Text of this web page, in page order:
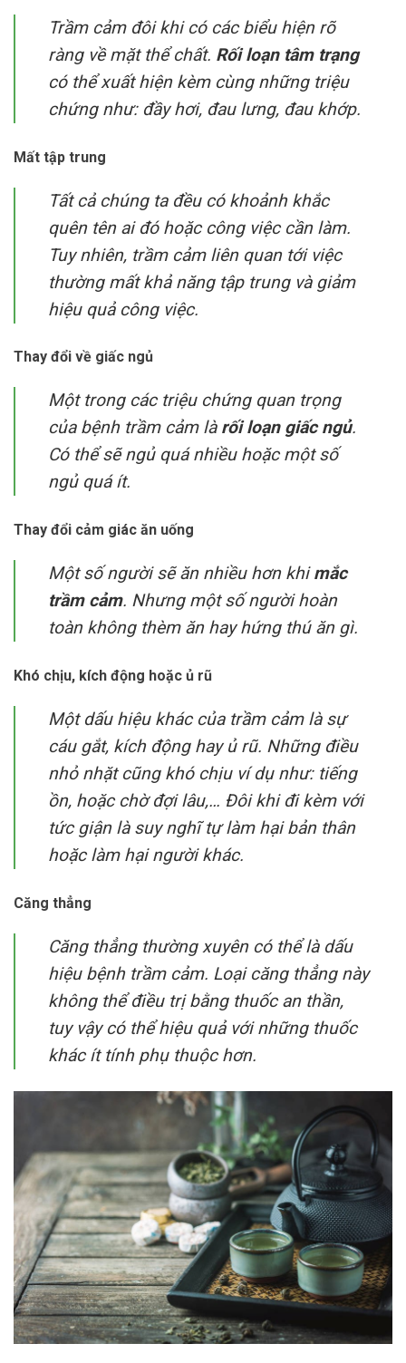
Trầm cảm đôi khi có các biểu hiện rõ
ràng về mặt thể chất. Rối loạn tâm trạng
có thể xuất hiện kèm cùng những triệu
chứng như: đầy hơi, đau lưng, đau khớp.
Mất tập trung
Tất cả chúng ta đều có khoảnh khắc
quên tên ai đó hoặc công việc cần làm.
Tuy nhiên, trầm cảm liên quan tới việc
thường mất khả năng tập trung và giảm
hiệu quả công việc.
Thay đổi về giấc ngủ
Một trong các triệu chứng quan trọng
của bệnh trầm cảm là rối loạn giấc ngủ.
Có thể sẽ ngủ quá nhiều hoặc một số
ngủ quá ít.
Thay đổi cảm giác ăn uống
Một số người sẽ ăn nhiều hơn khimắc
trầm cảm. Nhưng một số người hoàn
toàn không thèm ăn hay hứng thú ăn gì.
Khó chịu, kích động hoặc ủ rũ
Một dấu hiệu khác của trầm cảm là sự
cáu gắt, kích động hay ủ rũ. Những điều
nhỏ nhặt cũng khó chịu ví dụ như: tiếng
ồn, hoặc chờ đợi lâu,… Đôi khi đi kèm với
tức giận là suy nghĩ tự làm hại bản thân
hoặc làm hại người khác.
Căng thẳng
Căng thẳng thường xuyên có thể là dấu
hiệu bệnh trầm cảm. Loại căng thẳng này
không thể điều trị bằng thuốc an thần,
tuy vậy có thể hiệu quả với những thuốc
khác ít tính phụ thuộc hơn.